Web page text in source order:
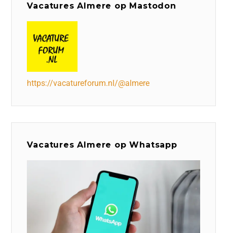
Vacatures Almere op Mastodon
https://vacatureforum.nl/@almere
Vacatures Almere op Whatsapp